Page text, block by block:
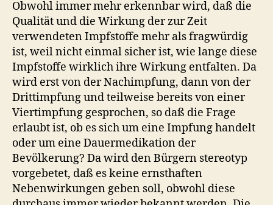
Obwohl immer mehr erkennbar wird, daß die
Qualität und die Wirkung der zur Zeit
verwendeten Impfstoffe mehr als fragwürdig
ist, weil nicht einmal sicher ist, wie lange diese
Impfstoffe wirklich ihre Wirkung entfalten. Da
wird erst von der Nachimpfung, dann von der
Drittimpfung und teilweise bereits von einer
Viertimpfung gesprochen, so daß die Frage
erlaubt ist, ob es sich um eine Impfung handelt
oder um eine Dauermedikation der
Bevölkerung? Da wird den Bürgern stereotyp
vorgebetet, daß es keine ernsthaften
Nebenwirkungen geben soll, obwohl diese